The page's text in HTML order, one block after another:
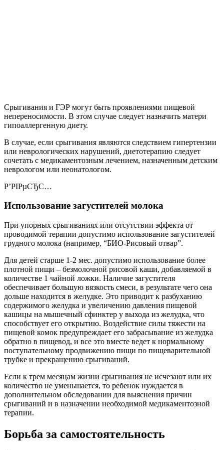
Срыгивания и ГЭР могут быть проявлениями пищевой
непереносимости. В этом случае следует назначить матери
гипоаллергенную диету.
В случае, если срыгивания являются следствием гипертензии
или неврологических нарушений, диетотерапию следует
сочетать с медикаментозным лечением, назначенным детским
неврологом или неонатологом.
Р’РІРµСЂС…
Использование загустителей молока
При упорных срыгиваниях или отсутствии эффекта от
проводимой терапии допустимо использование загустителей
грудного молока (например, “БИО-Рисовый отвар”.
Для детей старше 1-2 мес. допустимо использование более
плотной пищи – безмолочной рисовой каши, добавляемой в
количестве 1 чайной ложки. Наличие загустителя
обеспечивает большую вязкость смеси, в результате чего она
дольше находится в желудке. Это приводит к разбуханию
содержимого желудка и увеличению давления пищевой
кашицы на мышечный сфинктер у выхода из желудка, что
способствует его открытию. Воздействие силы тяжести на
пищевой комок предупреждает его забрасывание из желудка
обратно в пищевод, и все это вместе ведет к нормальному
поступательному продвижению пищи по пищеварительной
трубке и прекращению срыгиваний.
Если к трем месяцам жизни срыгивания не исчезают или их
количество не уменьшается, то ребенок нуждается в
дополнительном обследовании для выяснения причин
срыгиваний и в назначении необходимой медикаментозной
терапии.
Борьба за самостоятельность